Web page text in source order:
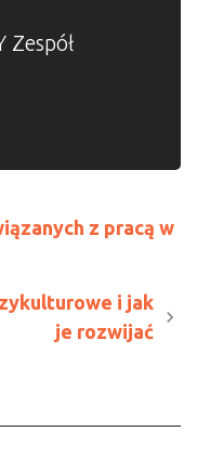
Zespół
z pracą w
i jak
je rozwijać